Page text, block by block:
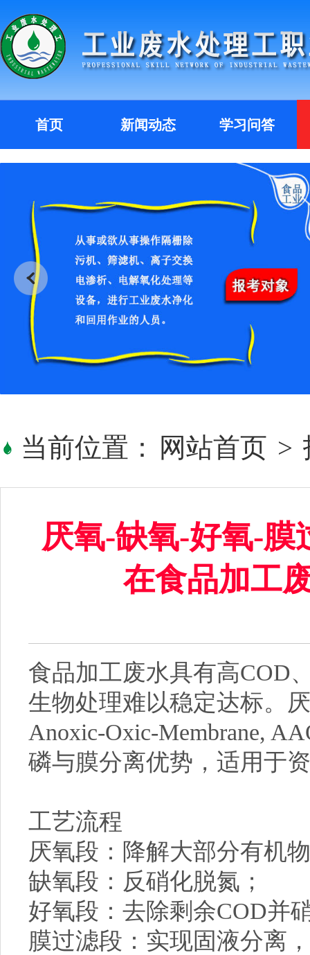
首页 新闻动态 学习问答
当前位置： 网站首页 >
厌氧-缺氧-好氧-
在食品加工
食品加工废水具有高COD
生物处理难以稳定达标。
Anoxic-Oxic-Membrane,
磷与膜分离优势，适用于
工艺流程
厌氧段：降解大部分有机
缺氧段：反硝化脱氮；
好氧段：去除剩余COD并
膜过滤段：实现固液分离